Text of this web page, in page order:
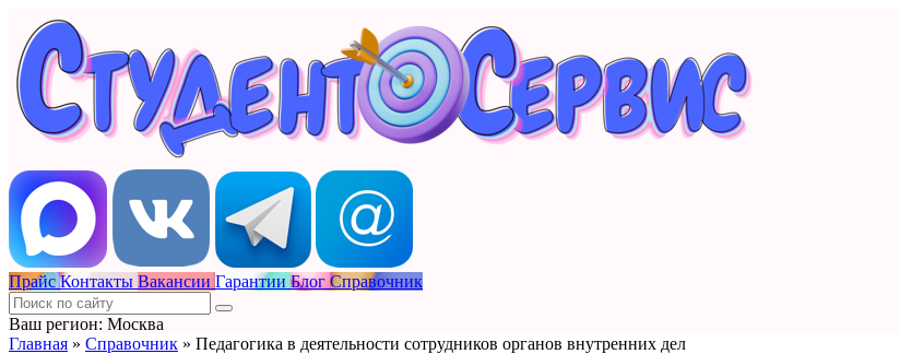
Прайс Контакты Вакансии Гарантии Блог Справочник
Ваш регион: Москва
Главная » Справочник » Педагогика в деятельности сотрудников органов внутренних дел